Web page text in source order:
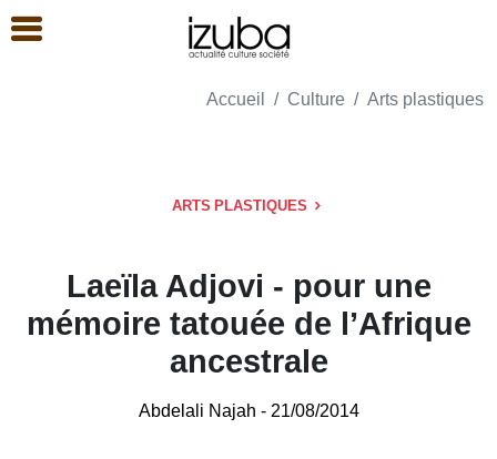
Accueil Culture Arts plastiques
ARTS PLASTIQUES
Laeïla Adjovi - pour une
mémoire tatouée de l’Afrique
ancestrale
Abdelali Najah - 21/08/2014